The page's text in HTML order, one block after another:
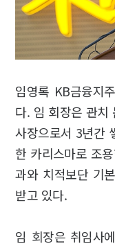
임영록 KB금융지
다. 임 회장은 관치
사장으로서 3년간
한 카리스마로 조
과와 치적보단 기
받고 있다.
임 회장은 취임사